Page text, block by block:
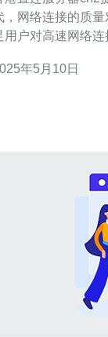
，网络连接的质
用户对高速网络
网络连接服务。 香港直连服务器cn2是一种能
年5月10日